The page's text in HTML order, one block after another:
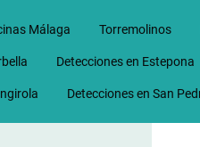
Málaga Torremolinos
Detecciones en Estepona